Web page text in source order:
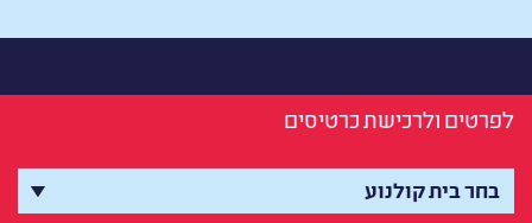
לפרטים ולרכישת כרטיסים